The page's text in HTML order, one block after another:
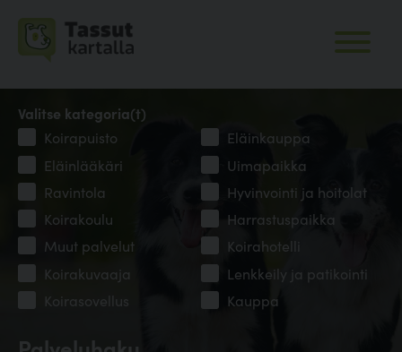
Valitse kategoria(t)
Koirapuisto
Eläinkauppa
Eläinlääkäri
Uimapaikka
Ravintola
Hyvinvointi ja hoitolat
Koirakoulu
Harrastuspaikka
Muut palvelut
Koirahotelli
Koirakuvaaja
Lenkkeily ja patikointi
Koirasovellus
Kauppa